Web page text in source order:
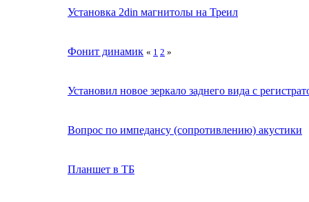
Установка 2din магнитолы на Треил
Фонит динамик « 1 2 »
Установил новое зеркало заднего вида с
Вопрос по импедансу (сопротивлению) акустики
Планшет в ТБ